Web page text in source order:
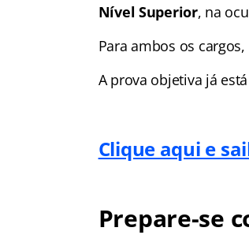
Nível Superior, na
Para ambos os
A prova objetiva já
Clique aqui e
Prepare-se